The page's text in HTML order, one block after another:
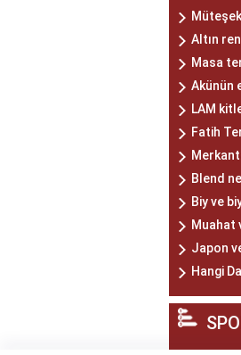
Altın
Masa
Akünün
LAM
Fatih
Blend
Biy ve
Muahat
Japon
Hangi